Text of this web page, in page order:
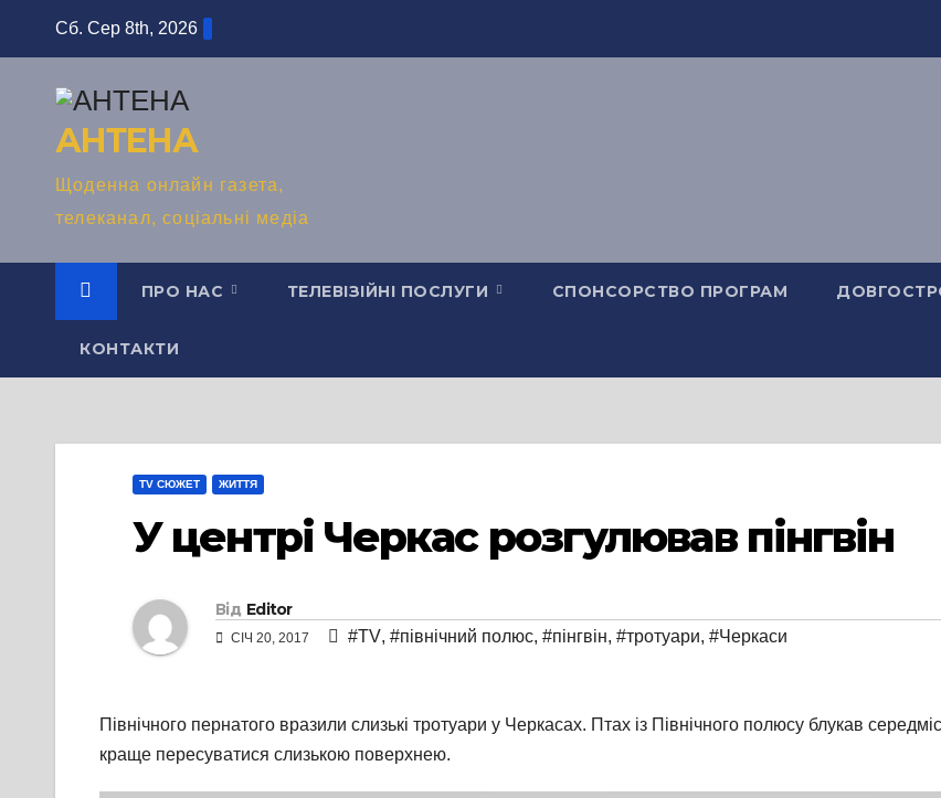
Сб. Сер 8th, 2026
АНТЕНА
Щоденна онлайн газета,
телеканал, соціальні медіа
ПРО НАС ТЕЛЕВІЗІЙНІ ПОСЛУГИ СПОНСОРСТВО ПРОГРАМ
КОНТАКТИ
TV СЮЖЕТ ЖИТТЯ
У центрі Черкас розгулював пінгвін
Від Editor
СІЧ 20, 2017 #TV, #північний полюс, #пінгвін, #тротуари, #Черкаси
Північного пернатого вразили слизькі тротуари у Черкасах. Птах із Північного полюсу блукав
краще пересуватися слизькою поверхнею.